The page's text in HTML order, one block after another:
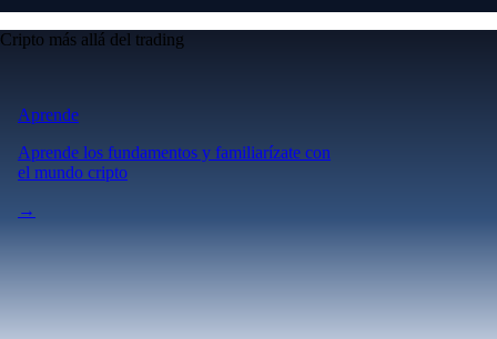
Cripto más allá del trading
Aprende
Aprende los fundamentos y familiarízate con
el mundo cripto
→